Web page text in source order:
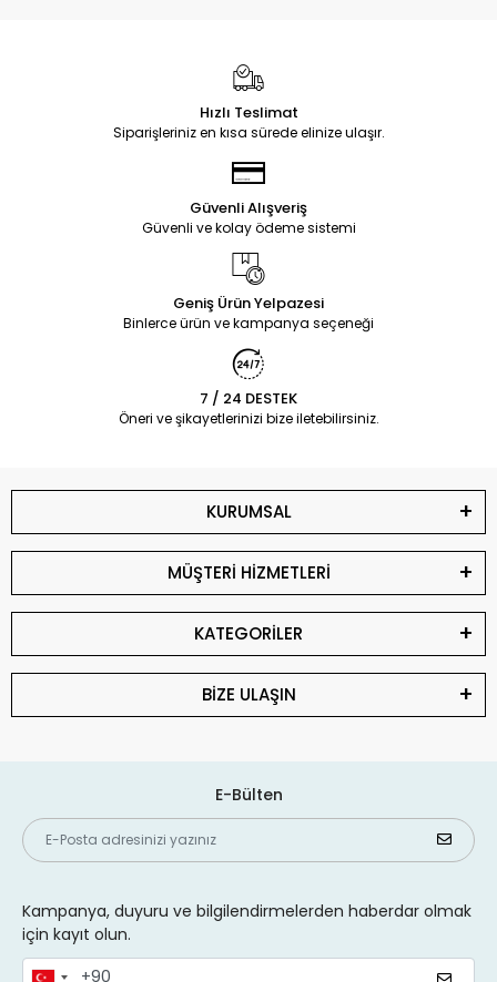
Hızlı Teslimat
Siparişleriniz en kısa sürede elinize ulaşır.
Güvenli Alışveriş
Güvenli ve kolay ödeme sistemi
Geniş Ürün Yelpazesi
Binlerce ürün ve kampanya seçeneği
7 / 24 DESTEK
Öneri ve şikayetlerinizi bize iletebilirsiniz.
KURUMSAL
MÜŞTERİ HİZMETLERİ
KATEGORİLER
BİZE ULAŞIN
E-Bülten
Kampanya, duyuru ve bilgilendirmelerden haberdar olmak
için kayıt olun.